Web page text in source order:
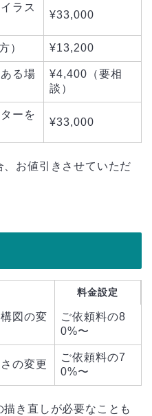
ラス
¥33,000
） ¥13,200
る場
¥4,400（要相
談）
ーを
¥33,000
お値引きさせていただ
料金設定
図の変
ご依頼料の8
0%〜
の変更
ご依頼料の7
0%〜
き直しが必要なことも